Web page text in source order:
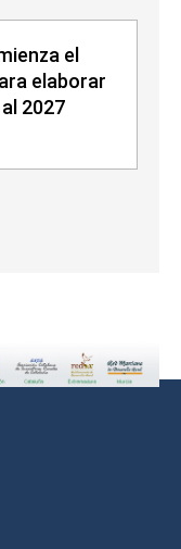
el
elaborar
2027